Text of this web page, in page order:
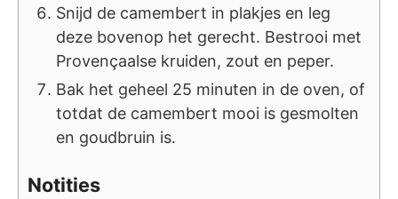
Snijd de camembert in plakjes en leg
deze bovenop het gerecht. Bestrooi met
Provençaalse kruiden, zout en peper.
Bak het geheel 25 minuten in de oven, of
totdat de camembert mooi is gesmolten
en goudbruin is.
Notities